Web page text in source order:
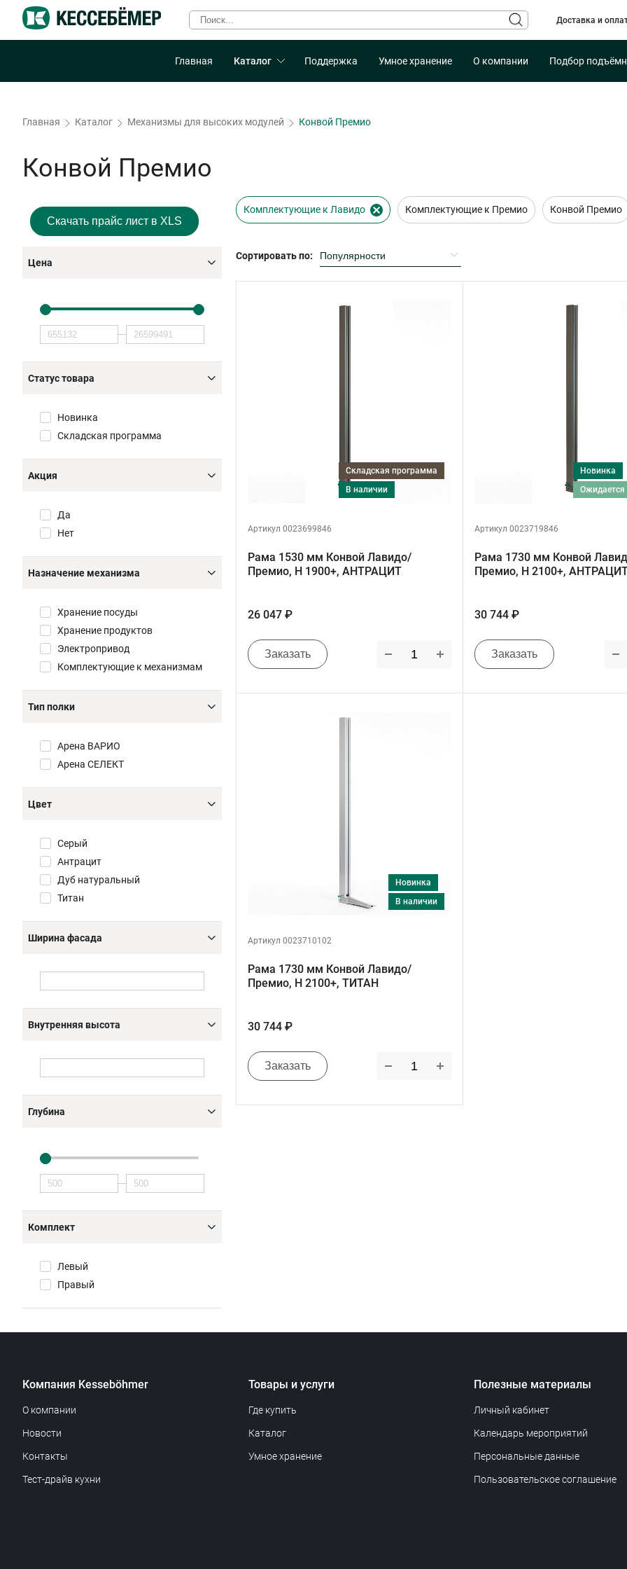
Доставка и
Главная Каталог Поддержка Умное хранение О компании Подбор
Главная Каталог Механизмы для высоких модулей Конвой Премио
Конвой Премио
Скачать прайс лист в XLS
Цена
Статус товара
Новинка
Складская программа
Акция
Да
Нет
Назначение механизма
Хранение посуды
Хранение продуктов
Электропривод
Комплектующие к механизмам
Тип полки
Арена ВАРИО
Арена СЕЛЕКТ
Цвет
Серый
Антрацит
Дуб натуральный
Титан
Ширина фасада
Внутренняя высота
Глубина
Комплект
Левый
Правый
Комплектующие к Лавидо Комплектующие к Премио Конвой Премио
Сортировать по:
Складская программа
в наличии
Артикул 0023699846
Рама 1530 мм Конвой Лавидо/
Премио, H 1900+, АНТРАЦИТ
26 047 ₽
Заказать
Новинка
Артикул 0023719846
Рама 1730 мм Конвой
Премио, H 2100+,
30 744 ₽
Заказать
Новинка
в наличии
Артикул 0023710102
Рама 1730 мм Конвой Лавидо/
Премио, H 2100+, ТИТАН
30 744 ₽
Заказать
Компания Kesseböhmer
О компании
Новости
Контакты
Тест-драйв кухни
Товары и услуги
Где купить
Каталог
Умное хранение
Полезные материалы
Личный кабинет
Календарь мероприятий
Персональные данные
Пользовательское соглашение